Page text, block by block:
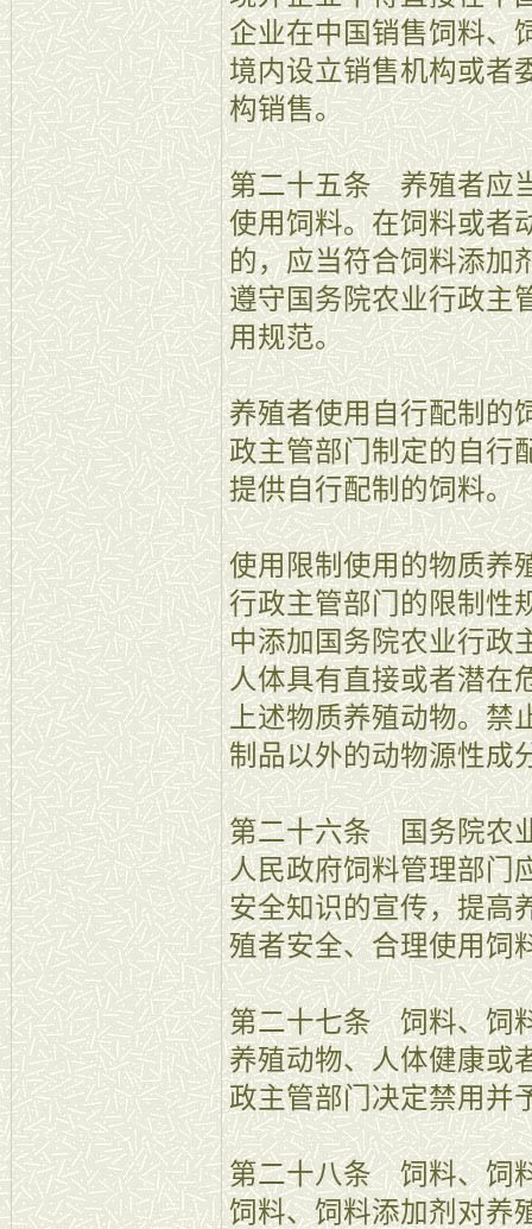
企业在中国销售饲料、
境内设立销售机构或者
构销售。
第二十五条 养殖者应
使用饲料。在饲料或者
的，应当符合饲料添加
遵守国务院农业行政主
用规范。
养殖者使用自行配制的
政主管部门制定的自行
提供自行配制的饲料。
使用限制使用的物质养
行政主管部门的限制性
中添加国务院农业行政
人体具有直接或者潜在
上述物质养殖动物。禁
制品以外的动物源性成
第二十六条 国务院农
人民政府饲料管理部门
安全知识的宣传，提高
殖者安全、合理使用饲
第二十七条 饲料、饲
养殖动物、人体健康或
政主管部门决定禁用并
第二十八条 饲料、饲
饲料、饲料添加剂对养